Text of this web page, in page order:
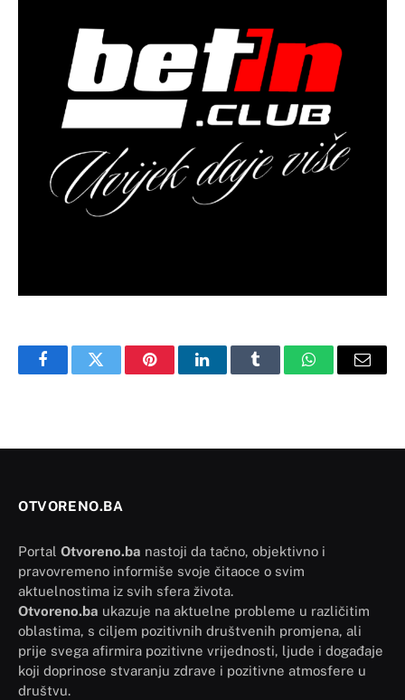
FacebookTwitter PinterestLinkedInTumblr WhatsAppEmail
OTVORENO.BA
Portal Otvoreno.ba nastoji da tačno, objektivno i
pravovremeno informiše svoje čitaoce o svim
aktuelnostima iz svih sfera života.
Otvoreno.ba ukazuje na aktuelne probleme u različitim
oblastima, s ciljem pozitivnih društvenih promjena, ali
prije svega afirmira pozitivne vrijednosti, ljude i događaje
koji doprinose stvaranju zdrave i pozitivne atmosfere u
društvu.